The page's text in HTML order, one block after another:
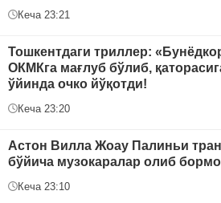
Кеча 23:21
Тошкентдаги триллер:
ОКМКга мағлуб бўлиб,
ўйинда очко йўқотди!
Кеча 23:20
Астон Вилла Жоау Палиньи
бўйича музокаралар олиб
Кеча 23:10